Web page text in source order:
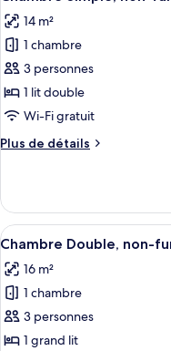
Chambre
Simple,
non-
fumeurs
toutes
les
photos
pour
ce
type
chambre :
non-
fumeurs
(for
2
People)
14 m²
1 chambre
3 personnes
1 lit double
Wi-Fi gratuit
Plus de détails
Plus
le
type
de
Chambre
Simple,
non-
fumeurs
(for
Afficher
toutes
les
photos
pour
ce
6
Chambre Double, non-
16 m²
1 chambre
3 personnes
1 grand lit